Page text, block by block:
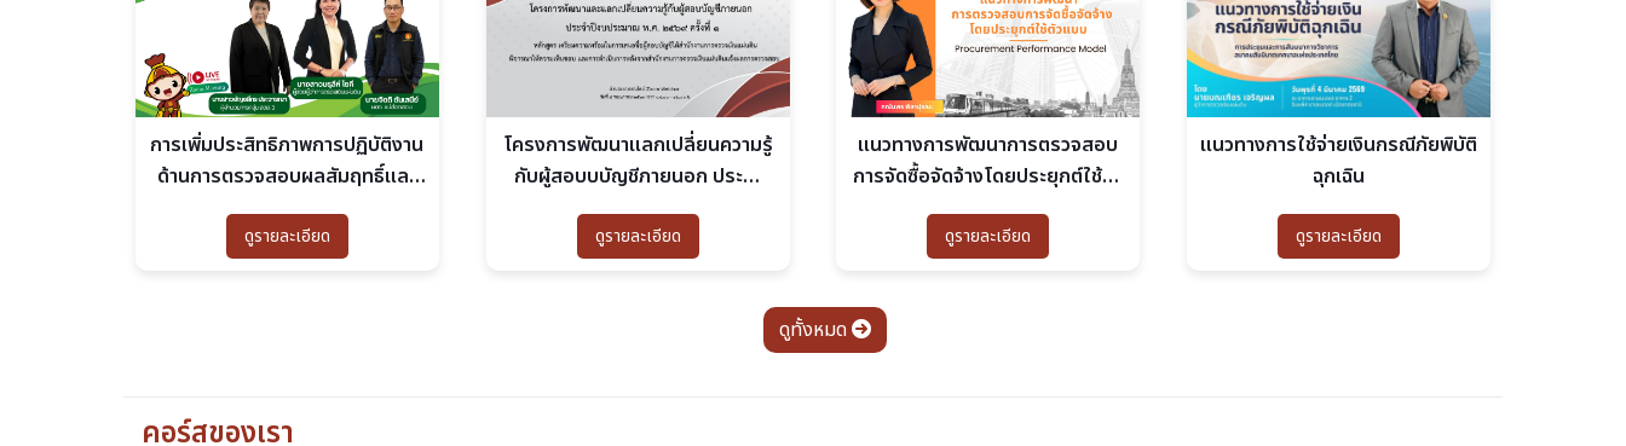
การเพิ่มประสิทธิภาพการปฏิบัติงาน
ด้านการตรวจสอบผลสัมฤทธิ์และ
ประสิทธิภาพการดำเนินงาน
ดูรายละเอียด
โครงการพัฒนาแลกเปลี่ยนความรู้
กับผู้สอบบบัญชีภายนอก ประจำ
ปีงบประมาณ พ.ศ. 2569 ครั้งที่ 1
ดูรายละเอียด
แนวทางการพัฒนาการตรวจสอบ
การจัดซื้อจัดจ้างโดยประยุกต์ใช้ตัว
แบบ Procurement
Performance Model
ดูรายละเอียด
แนวทางการใช้จ่ายเงินกรณีภัยพิบัติ
ฉุกเฉิน
ดูรายละเอียด
ดูทั้งหมด
คอร์สของเรา